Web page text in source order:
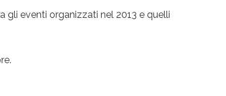
gli eventi organizzati nel 2013 e quelli